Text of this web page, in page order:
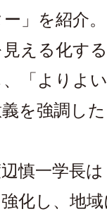
」を紹介
える化す
「よりよ
を強調し
慎一学長
化し、地